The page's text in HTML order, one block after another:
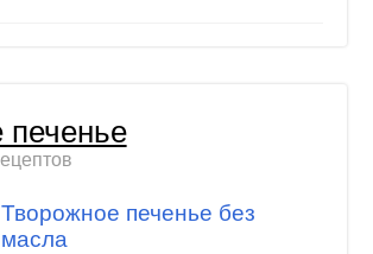
печенье
Творожное печенье без
масла